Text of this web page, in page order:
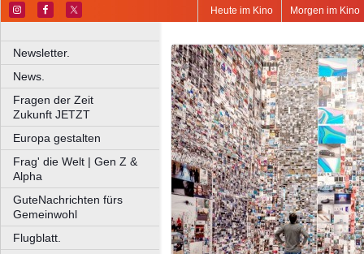
Morgen im Kino
Heute im Kino
Newsletter.
News.
Fragen der Zeit
Zukunft JETZT
Europa gestalten
Frag' die Welt | Gen Z &
Alpha
GuteNachrichten fürs
Gemeinwohl
Flugblatt.